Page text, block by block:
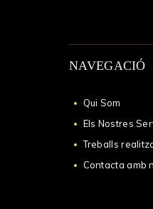
NAVEGACIÓ
Qui Som
Els Nostres
Treballs
Contacta amb